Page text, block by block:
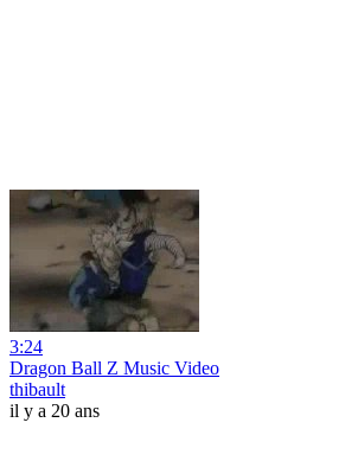
3:24
Dragon Ball Z Music Video
thibault
il y a 20 ans